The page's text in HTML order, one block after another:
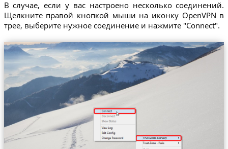
В случае, если у вас настроено несколько соединений.
Щелкните правой кнопкой мыши на иконку OpenVPN в
трее, выберите нужное соединение и нажмите "Connect".
Trust.Zone-Norway